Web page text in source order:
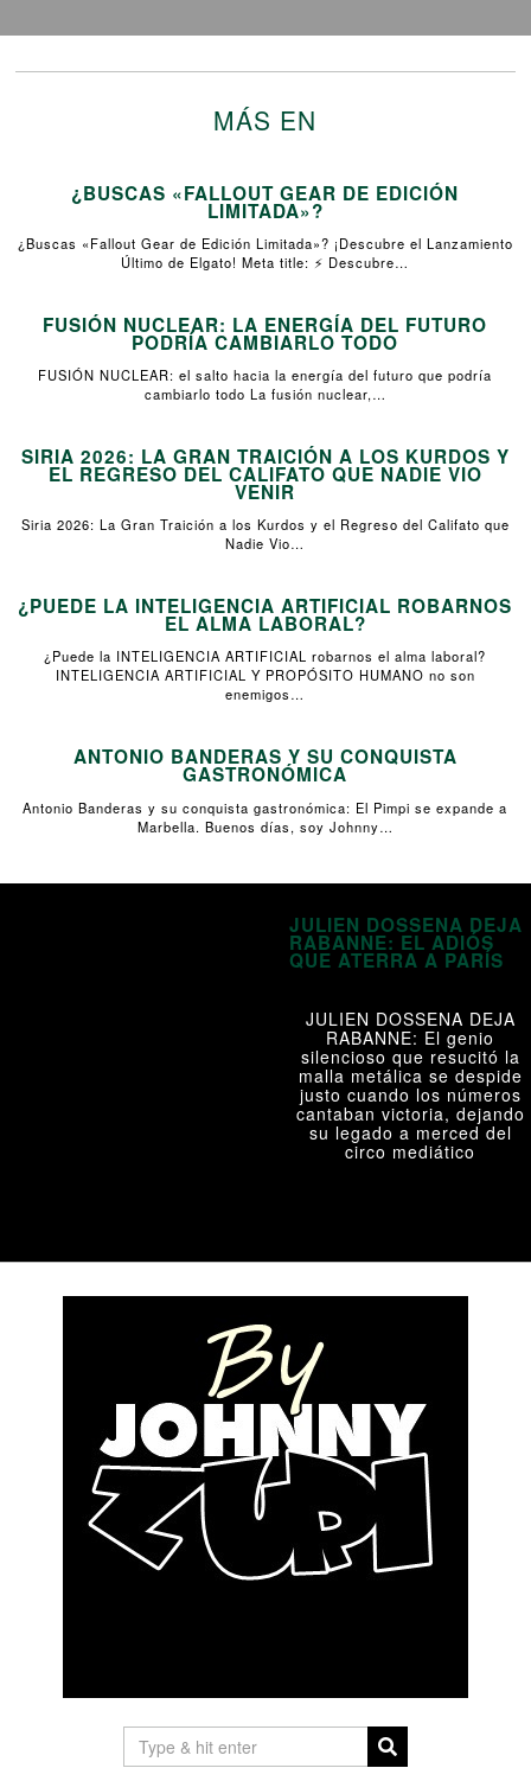
MÁS EN
¿BUSCAS «FALLOUT GEAR DE EDICIÓN
LIMITADA»?
¿Buscas «Fallout Gear de Edición Limitada»? ¡Descubre el Lanzamiento
Último de Elgato! Meta title: ⚡ Descubre…
FUSIÓN NUCLEAR: LA ENERGÍA DEL FUTURO
PODRÍA CAMBIARLO TODO
FUSIÓN NUCLEAR: el salto hacia la energía del futuro que podría
cambiarlo todo La fusión nuclear,…
SIRIA 2026: LA GRAN TRAICIÓN A LOS KURDOS Y
EL REGRESO DEL CALIFATO QUE NADIE VIO
VENIR
Siria 2026: La Gran Traición a los Kurdos y el Regreso del Califato que
Nadie Vio…
¿PUEDE LA INTELIGENCIA ARTIFICIAL ROBARNOS
EL ALMA LABORAL?
¿Puede la INTELIGENCIA ARTIFICIAL robarnos el alma laboral?
INTELIGENCIA ARTIFICIAL Y PROPÓSITO HUMANO no son
enemigos…
ANTONIO BANDERAS Y SU CONQUISTA
GASTRONÓMICA
Antonio Banderas y su conquista gastronómica: El Pimpi se expande a
Marbella. Buenos días, soy Johnny…
JULIEN DOSSENA DEJA
RABANNE: EL ADIÓS
QUE ATERRA A PARÍS
JULIEN DOSSENA DEJA
RABANNE: El genio
silencioso que resucitó la
malla metálica se despide
justo cuando los números
cantaban victoria, dejando
su legado a merced del
circo mediático